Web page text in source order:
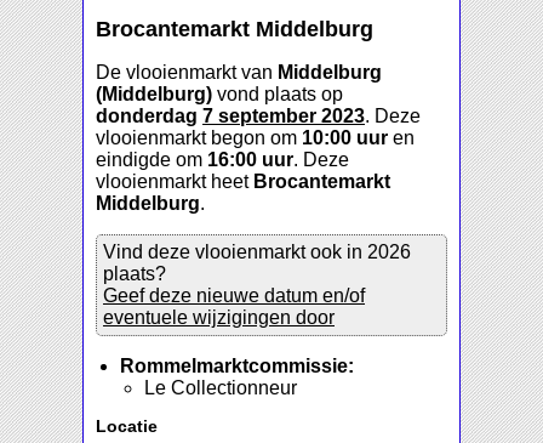
Brocantemarkt Middelburg
De vlooienmarkt van Middelburg
(Middelburg) vond plaats op
donderdag 7 september 2023. Deze
vlooienmarkt begon om 10:00 uur en
eindigde om 16:00 uur. Deze
vlooienmarkt heet Brocantemarkt
Middelburg.
Vind deze vlooienmarkt ook in 2026
plaats?
Geef deze nieuwe datum en/of
eventuele wijzigingen door
Rommelmarktcommissie:
Le Collectionneur
Locatie